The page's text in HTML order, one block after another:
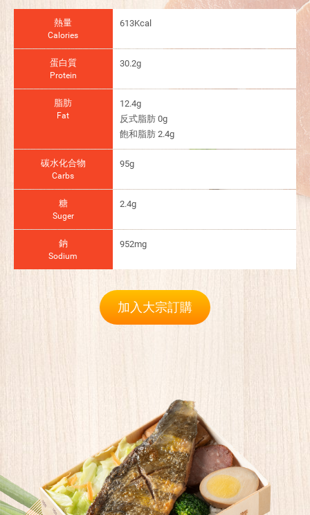
熱量
Calories
613Kcal
蛋白質
Protein
30.2g
脂肪
Fat
12.4g
反式脂肪 0g
飽和脂肪 2.4g
碳水化合物
Carbs
95g
糖
Suger
2.4g
鈉
Sodium
952mg
加入大宗訂購